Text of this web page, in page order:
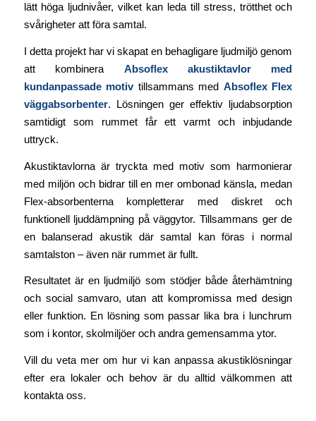
lätt höga ljudnivåer, vilket kan leda till stress, trötthet och
svårigheter att föra samtal.
I detta projekt har vi skapat en behagligare ljudmiljö genom
att kombinera Absoflex akustiktavlor med
kundanpassade motivtillsammans med Absoflex Flex
väggabsorbenter. Lösningen ger effektiv ljudabsorption
samtidigt som rummet får ett varmt och inbjudande
uttryck.
Akustiktavlorna är tryckta med motiv som harmonierar
med miljön och bidrar till en mer ombonad känsla, medan
Flex-absorbenterna kompletterar med diskret och
funktionell ljuddämpning på väggytor. Tillsammans ger de
en balanserad akustik där samtal kan föras i normal
samtalston – även när rummet är fullt.
Resultatet är en ljudmiljö som stödjer både återhämtning
och social samvaro, utan att kompromissa med design
eller funktion. En lösning som passar lika bra i lunchrum
som i kontor, skolmiljöer och andra gemensamma ytor.
Vill du veta mer om hur vi kan anpassa akustiklösningar
efter era lokaler och behov är du alltid välkommen att
kontakta oss.